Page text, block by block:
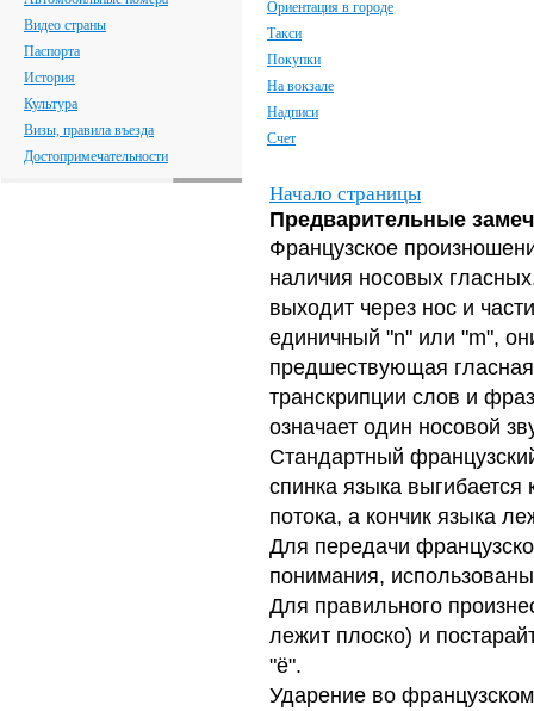
Видео страны
Паспорта
История
Культура
Визы, правила въезда
Достопримечательности
Ориентация в городе
Такси
Покупки
На вокзале
Надписи
Счет
Начало страницы
Предварительные
Французское
наличия носовых
выходит через нос и
единичный "n" или "m",
предшествующая
транскрипции слов и
означает один носовой
Стандартный
спинка языка
потока, а кончик языка
Для передачи
понимания,
Для правильного
лежит плоско) и
"ё".
Ударение во